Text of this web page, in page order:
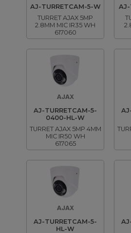
AJ-TURRETCAM-5-W
TURRET AJAX 5MP
2.8MM MIC IR35 WH
617060
AJ-
AJAX
AJ-TURRETCAM-5-
0400-HL-W
TURRET AJAX 5MP 4MM
MIC IR50 WH
617065
AJAX
AJ-TURRETCAM-5-
HL-W